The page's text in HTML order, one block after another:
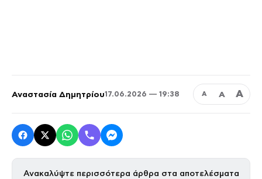
Αναστασία Δημητρίου17.06.2026 — 19:38 Α Α Α
Ανακαλύψτε περισσότερα άρθρα στα αποτελέσματα